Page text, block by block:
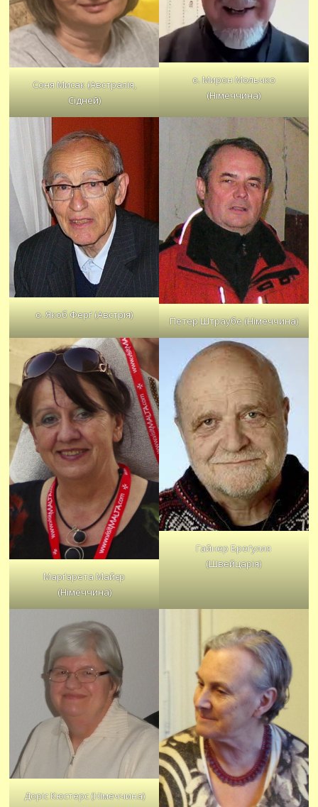
Соня Мисак (Австралія,
Сідней)
о. Мирон Мольчко
(Німеччина)
о. Якоб Ферґ (Австрія) Петер Штраубе (Німеччина)
Марґарета Майєр
(Німеччина)
Гайнер Бреґулля
(Швейцарія)
Доріс Кюстерс (Німеччина)